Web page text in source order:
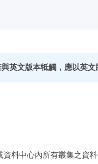
英文版本牴觸，應以英文
料中心內所有叢集之資